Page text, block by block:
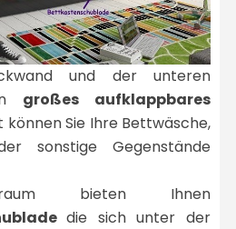
und der unteren
großes aufklappbares
Sie Ihre Bettwäsche,
sonstige Gegenstände
bieten Ihnen
die sich unter der